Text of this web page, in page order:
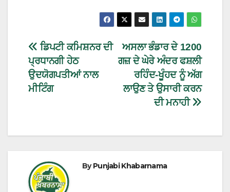
ਅਸਲਾ ਭੰਡਾਰ ਦੇ 1200
ਗਜ਼ ਦੇ ਘੇਰੇ ਅੰਦਰ ਫਸ਼ਲੀ
ਰਹਿੰਦ-ਖੂੰਹਦ ਨੂੰ ਅੱਗ
ਲਾਉਣ ਤੇ ਉਸਾਰੀ ਕਰਨ
ਦੀ ਮਨਾਹੀ
ਡਿਪਟੀ ਕਮਿਸ਼ਨਰ ਦੀ
ਪ੍ਰਧਾਨਗੀ ਹੇਠ
ਉਦਯੋਗਪਤੀਆਂ ਨਾਲ
ਮੀਟਿੰਗ
ByPunjabi Khabarnama